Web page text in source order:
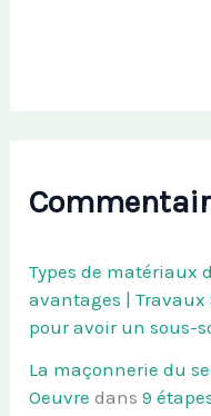
Types de matériaux
avantages | Travaux
pour avoir un sous-
La maçonnerie du
Oeuvre dans9